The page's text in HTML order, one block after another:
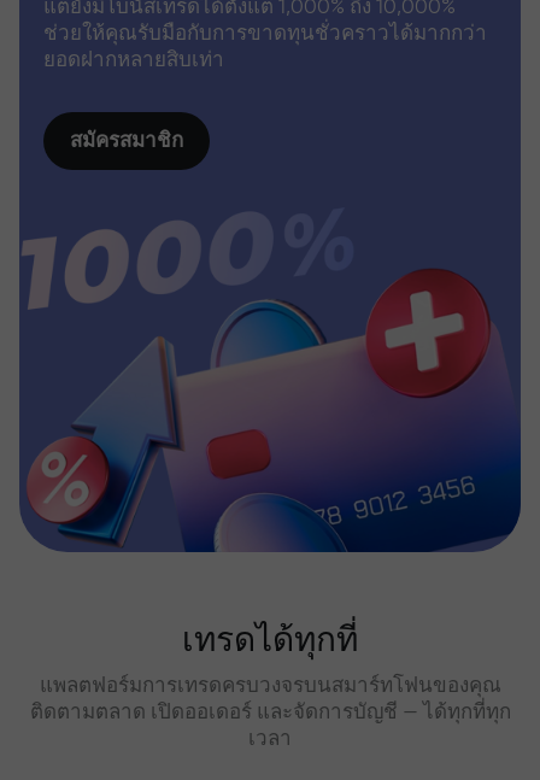
แต่ยังมีโบนัสเทรดได้ตั้งแต่ 1,000% ถึง 10,000%
ช่วยให้คุณรับมือกับการขาดทุนชั่วคราวได้มากกว่า
ยอดฝากหลายสิบเท่า
สมัครสมาชิก
เทรดได้ทุกที่
แพลตฟอร์มการเทรดครบวงจรบนสมาร์ทโฟนของคุณ
ติดตามตลาด เปิดออเดอร์ และจัดการบัญชี — ได้ทุกที่ทุก
เวลา